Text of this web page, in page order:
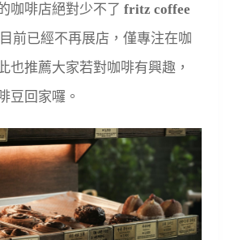
咖啡店絕對少不了 fritz coffee
前已經不再展店，僅專注在咖
也推薦大家若對咖啡有興趣，
豆回家囉。